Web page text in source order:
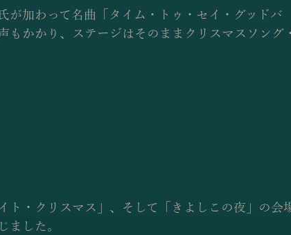
が加わって名曲「タイム・トゥ・セイ・グッドバ
もかかり、ステージはそのままクリスマスソング
ト・クリスマス」、そして「きよしこの夜」の会
ました。